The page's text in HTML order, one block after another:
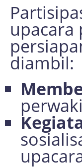
upacara
diambil: